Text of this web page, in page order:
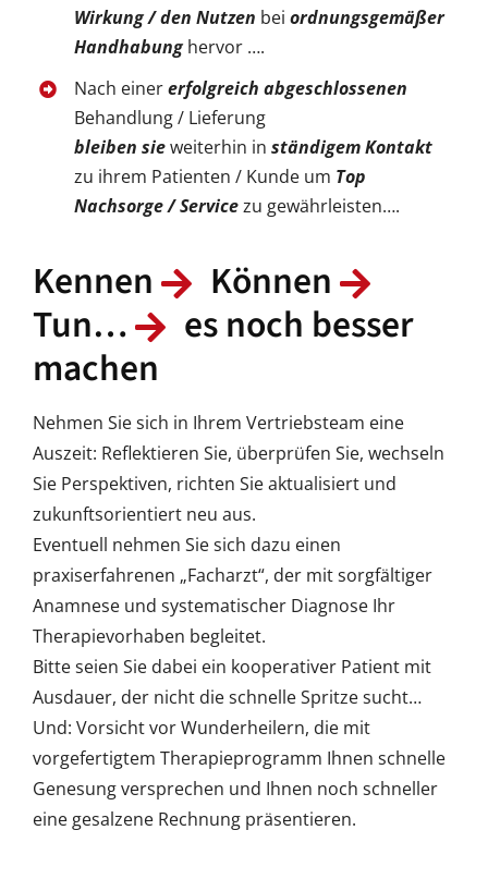
Wirkung / den Nutzen beiordnungsgemäßer
Handhabunghervor ….
Nach einererfolgreich abgeschlossenen
Behandlung / Lieferung
bleiben sieweiterhin inständigem Kontakt
zu ihrem Patienten / Kunde um Top
Nachsorge / Servicezu gewährleisten….
Kennen
Können
Tun…
es noch besser
machen
Nehmen Sie sich in Ihrem Vertriebsteam eine
Auszeit: Reflektieren Sie, überprüfen Sie, wechseln
Sie Perspektiven, richten Sie aktualisiert und
zukunftsorientiert neu aus.
Eventuell nehmen Sie sich dazu einen
praxiserfahrenen „Facharzt“, der mit sorgfältiger
Anamnese und systematischer Diagnose Ihr
Therapievorhaben begleitet.
Bitte seien Sie dabei ein kooperativer Patient mit
Ausdauer, der nicht die schnelle Spritze sucht…
Und: Vorsicht vor Wunderheilern, die mit
vorgefertigtem Therapieprogramm Ihnen schnelle
Genesung versprechen und Ihnen noch schneller
eine gesalzene Rechnung präsentieren.